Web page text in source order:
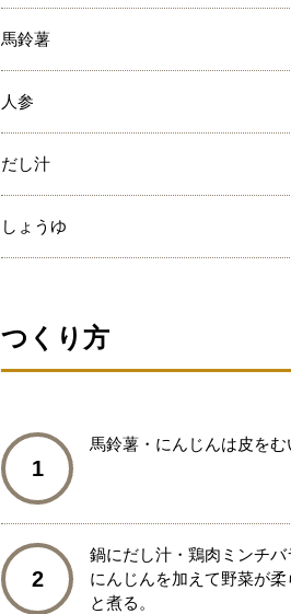
馬鈴薯
人参
だし汁
しょうゆ
つくり方
1
馬鈴薯・にんじんは皮をむ
2
鍋にだし汁・鶏肉ミンチ
にんじんを加えて野菜が
と煮る。